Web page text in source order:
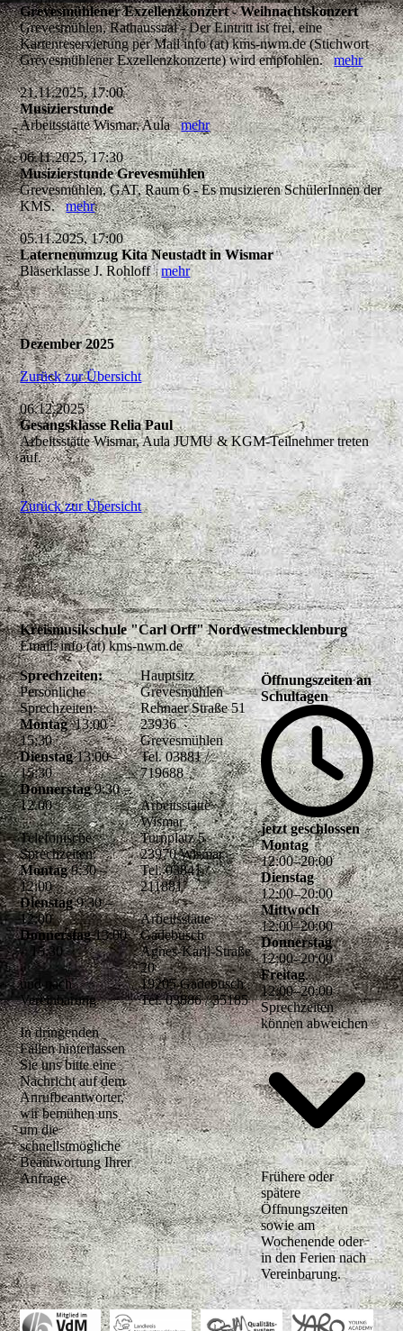
Grevesmühlener Exzellenzkonzert - Weihnachtskonzert
Grevesmühlen, Rathaussaal - Der Eintritt ist frei, eine
Kartenreservierung per Mail info (at) kms-nwm.de (Stichwort
Grevesmühlener Exzellenzkonzerte) wird empfohlen.mehr
21.11.2025, 17:00
Musizierstunde
Arbeitsstätte Wismar, Aulamehr
06.11.2025, 17:30
Musizierstunde Grevesmühlen
Grevesmühlen, GAT, Raum 6 - Es musizieren SchülerInnen der
KMS.mehr
05.11.2025, 17:00
Laternenumzug Kita Neustadt in Wismar
Bläserklasse J. Rohloffmehr
Dezember 2025
Zurück zur Übersicht
06.12.2025
Gesangsklasse Relia Paul
Arbeitsstätte Wismar, Aula JUMU & KGM-Teilnehmer treten
auf.
Zurück zur Übersicht
Kreismusikschule "Carl Orff" Nordwestmecklenburg
Email: info (at) kms-nwm.de
Sprechzeiten:
Persönliche
Sprechzeiten:
Montag13:00 -
15:30
Dienstag13:00 –
15:30
Donnerstag9:30 –
12.00
Telefonische
Sprechzeiten:
Montag9:30 –
12:00
Dienstag9:30 –
12:00
Donnerstag13:00
– 15:30
und nach
Vereinbarung
In dringenden
Fällen hinterlassen
Sie uns bitte eine
Nachricht auf dem
Anrufbeantworter,
wir bemühen uns
um die
schnellstmögliche
Beantwortung Ihrer
Anfrage.
Hauptsitz
Grevesmühlen
Rehnaer Straße 51
23936
Grevesmühlen
Tel. 03881 /
719688
Arbeitsstätte
Wismar
Turnplatz 5
23970 Wismar
Tel. 03841 /
211881
Arbeitsstätte
Gadebusch
Agnes-Karll-Straße
20
19205 Gadebusch
Tel. 03886 / 35185
Öffnungszeiten an
Schultagen
jetzt geschlossen
Montag
12:00–20:00
Dienstag
12:00–20:00
Mittwoch
12:00–20:00
Donnerstag
12:00–20:00
Freitag
12:00–20:00
Sprechzeiten
können abweichen
Frühere oder
spätere
Öffnungszeiten
sowie am
Wochenende oder
in den Ferien nach
Vereinbarung.